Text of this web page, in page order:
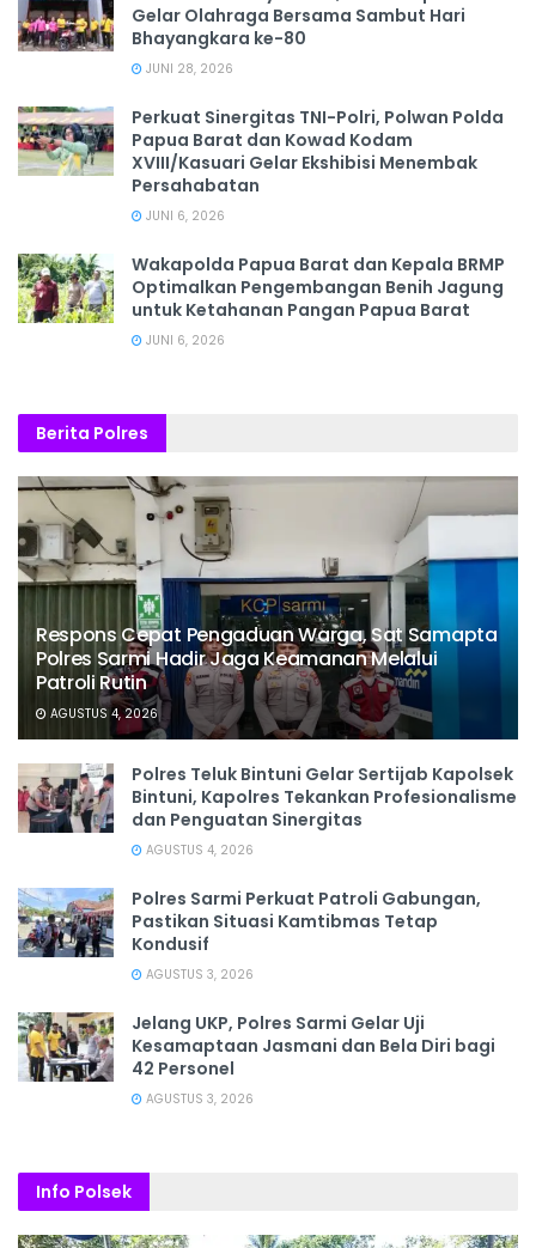
Gelar Olahraga Bersama Sambut Hari
Bhayangkara ke-80
JUNI 28, 2026
‎Perkuat Sinergitas TNI-Polri, Polwan Polda
Papua Barat dan Kowad Kodam
XVIII/Kasuari Gelar Ekshibisi Menembak
Persahabatan
JUNI 6, 2026
Wakapolda Papua Barat dan Kepala BRMP
Optimalkan Pengembangan Benih Jagung
untuk Ketahanan Pangan Papua Barat
JUNI 6, 2026
Berita Polres
Respons Cepat Pengaduan Warga, Sat Samapta
Polres Sarmi Hadir Jaga Keamanan Melalui
Patroli Rutin
AGUSTUS 4, 2026
Polres Teluk Bintuni Gelar Sertijab Kapolsek
Bintuni, Kapolres Tekankan Profesionalisme
dan Penguatan Sinergitas
AGUSTUS 4, 2026
Polres Sarmi Perkuat Patroli Gabungan,
Pastikan Situasi Kamtibmas Tetap
Kondusif
AGUSTUS 3, 2026
Jelang UKP, Polres Sarmi Gelar Uji
Kesamaptaan Jasmani dan Bela Diri bagi
42 Personel
AGUSTUS 3, 2026
Info Polsek